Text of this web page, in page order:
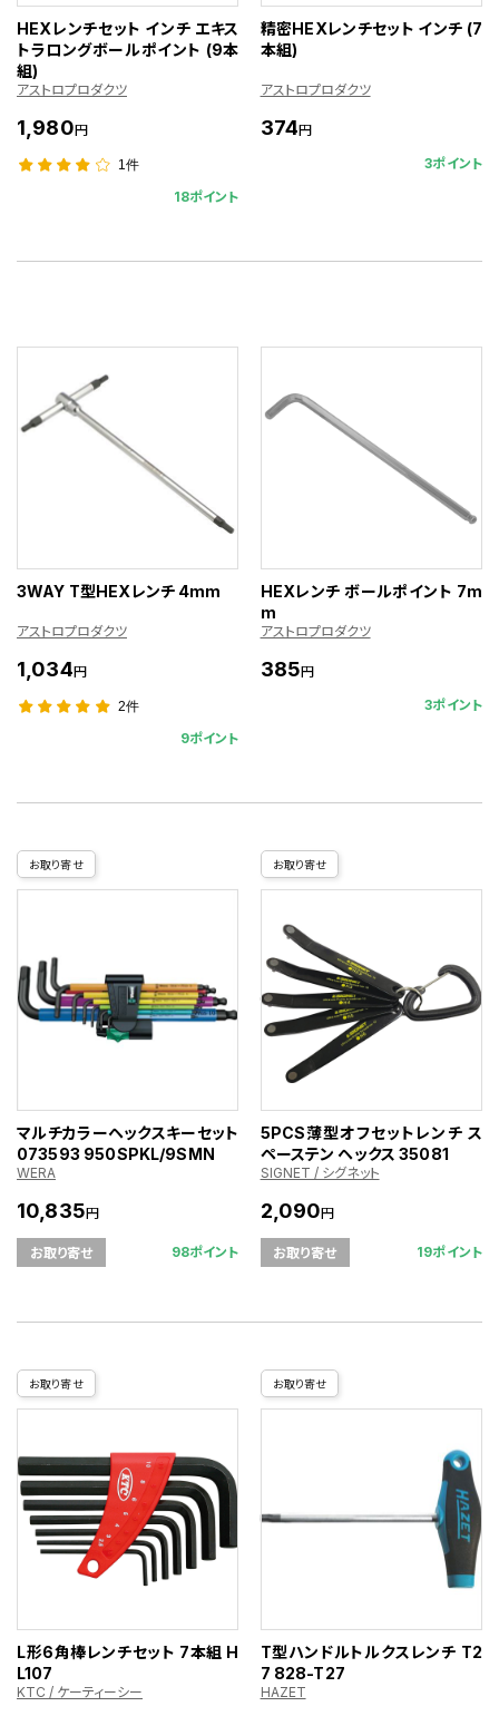
HEXレンチセット インチ エキス
トラロングボールポイント (9本
組)
アストロプロダクツ
1,980円
1件
18ポイント
精密HEXレンチセット インチ (7
本組)
アストロプロダクツ
374円
3ポイント
3WAY T型HEXレンチ 4mm
アストロプロダクツ
1,034円
2件
9ポイント
HEXレンチ ボールポイント 7m
m
アストロプロダクツ
385円
3ポイント
お取り寄せ
マルチカラーヘックスキーセット
073593 950SPKL/9SMN
WERA
10,835円
お取り寄せ 98ポイント
お取り寄せ
5PCS薄型オフセットレンチ ス
ペーステン ヘックス 35081
SIGNET / シグネット
2,090円
お取り寄せ 19ポイント
お取り寄せ
L形6角棒レンチセット 7本組 H
L107
KTC / ケーティーシー
お取り寄せ
T型ハンドルトルクスレンチ T2
7 828-T27
HAZET